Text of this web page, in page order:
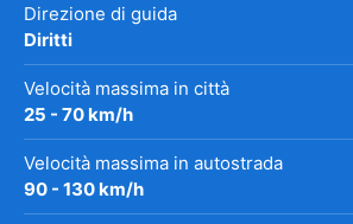
Direzione di guida
Diritti
Velocità massima in città
25 - 70 km/h
Velocità massima in autostrada
90 - 130 km/h